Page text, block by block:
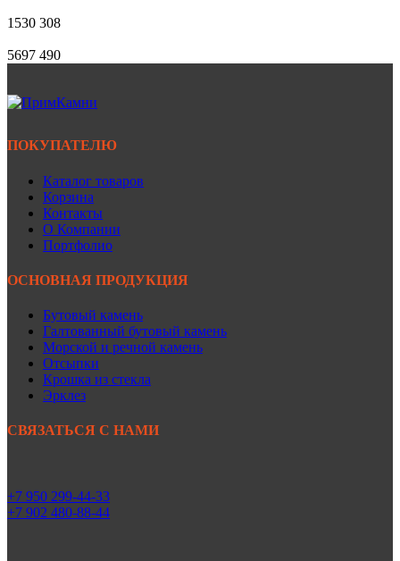
1530 308
5697 490
ПОКУПАТЕЛЮ
Каталог товаров
Корзина
Контакты
О Компании
Портфолио
ОСНОВНАЯ ПРОДУКЦИЯ
Бутовый камень
Галтованный бутовый камень
Морской и речной камень
Отсыпки
Крошка из стекла
Эрклез
СВЯЗАТЬСЯ С НАМИ
+7 950 299-44-33
+7 902 480-88-44